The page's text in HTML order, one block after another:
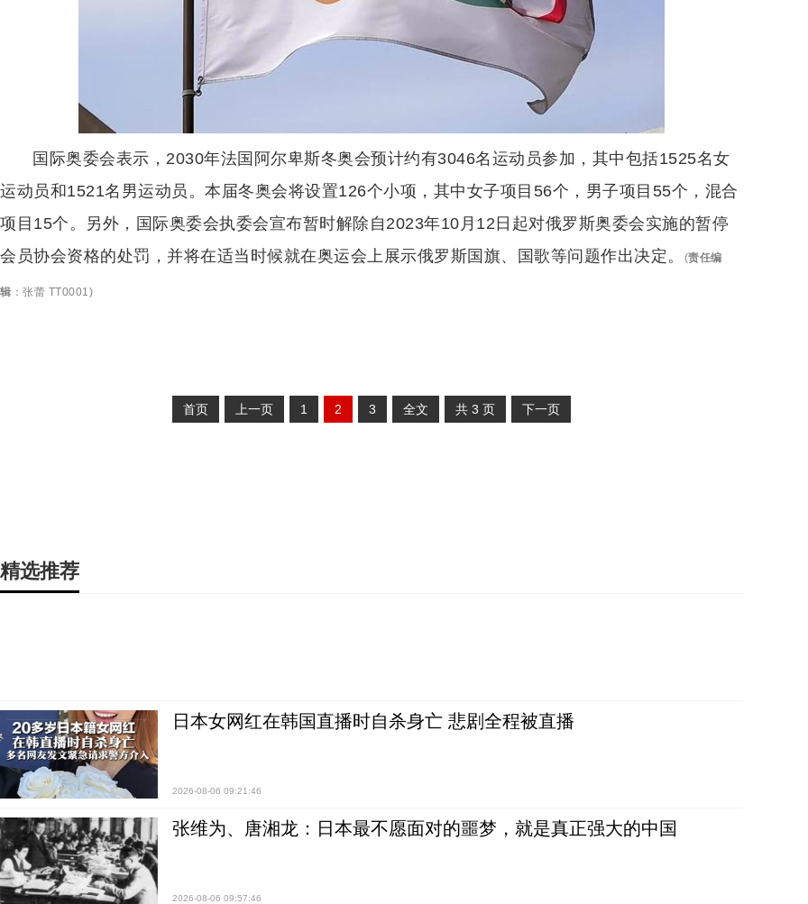
国际奥委会表示，2030年法国阿尔卑斯冬奥会预计约有3046名运动员参加，其中包括1525名女
运动员和1521名男运动员。本届冬奥会将设置126个小项，其中女子项目56个，男子项目55个，混合
项目15个。另外，国际奥委会执委会宣布暂时解除自2023年10月12日起对俄罗斯奥委会实施的暂停
会员协会资格的处罚，并将在适当时候就在奥运会上展示俄罗斯国旗、国歌等问题作出决定。
(责任编
辑 ： 张蕾 TT0001)
首页 上一页 1 2 3 全文 共 3 页 下一页
精选推荐
日本女网红在韩国直播时自杀身亡 悲剧全程被直播
2026-08-06 09:21:46
张维为、唐湘龙：日本最不愿面对的噩梦，就是真正强大的中国
2026-08-06 09:57:46